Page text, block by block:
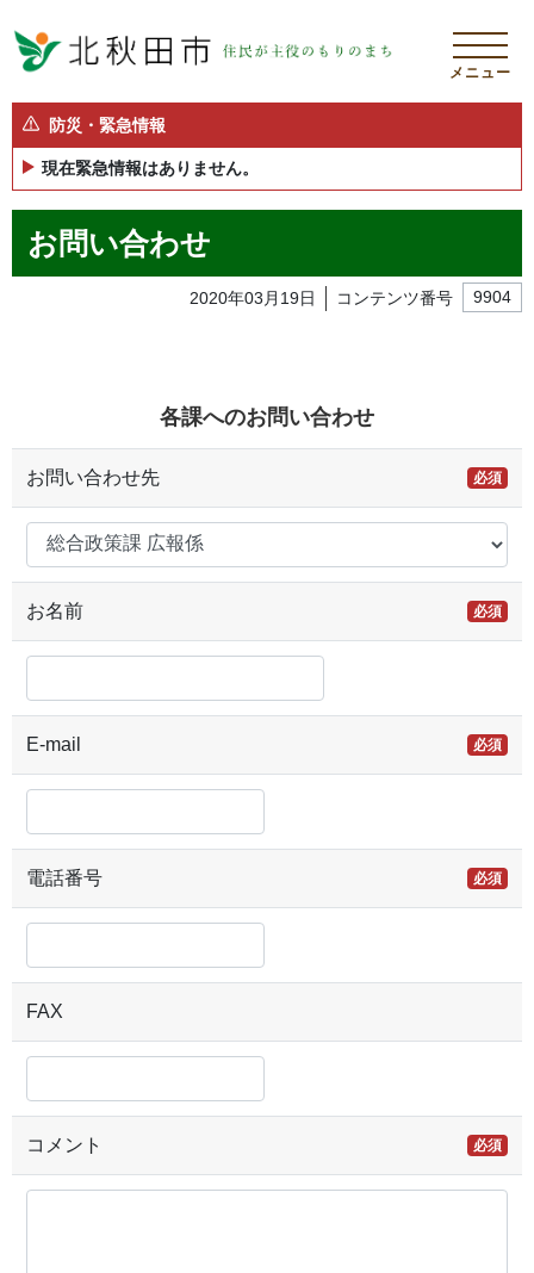
メニュー
防災・緊急情報
現在緊急情報はありません。
お問い合わせ
2020年03月19日 コンテンツ番号 9904
各課へのお問い合わせ
お問い合わせ先 必須
お名前 必須
E-mail 必須
電話番号 必須
FAX
コメント 必須